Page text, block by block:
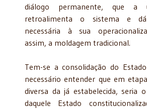
diálogo permanente, que
retroalimenta o sistema e
necessária à sua
assim, a moldagem tradicional.
Tem-se a consolidação do
necessário entender que em
diversa da já estabelecida, seria
daquele Estado